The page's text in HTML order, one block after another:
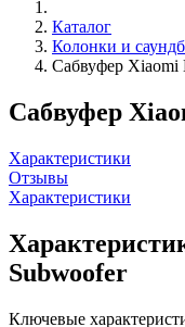
Каталог
Колонки и
Сабвуфер Xiaomi
Сабвуфер
Характеристики
Отзывы
Характеристики
Subwoofer
Ключевые